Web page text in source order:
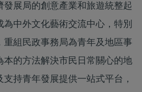
發展局的創意產業和旅遊統整起
中外文化藝術交流中心，特別
重組民政事務局為青年及地區事
本的方法解決市民日常關心的地
支持青年發展提供一站式平台，